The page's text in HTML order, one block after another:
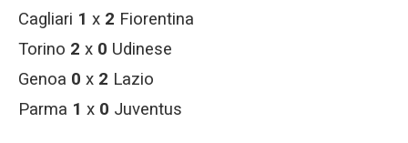
Cagliari 1 x 2 Fiorentina
Torino 2 x 0 Udinese
Genoa 0 x 2 Lazio
Parma 1 x 0 Juventus